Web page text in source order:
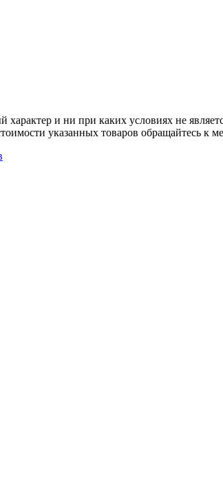
и ни при каких условиях не
указанных товаров обращайтесь к